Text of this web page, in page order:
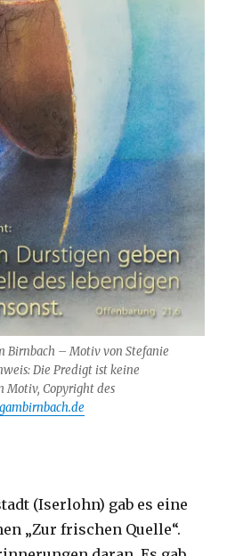
Birnbach – Motiv von Stefanie
Die Predigt ist keine
Copyright des
(Iserlohn) gab es eine
„Zur frischen Quelle“.